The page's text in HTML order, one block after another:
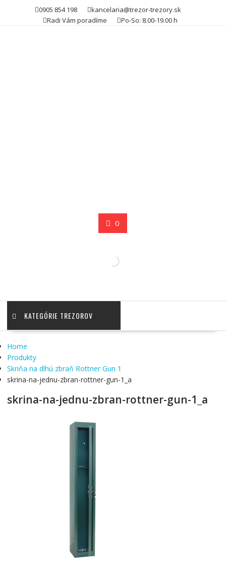
0905 854 198
kancelaria@trezor-trezory.sk
Radi Vám poradíme
Po-So: 8.00-19.00 h
0
KATEGÓRIE TREZOROV
Home
Produkty
Skriňa na dlhú zbraň Rottner Gun 1
skrina-na-jednu-zbran-rottner-gun-1_a
skrina-na-jednu-zbran-rottner-gun-1_a